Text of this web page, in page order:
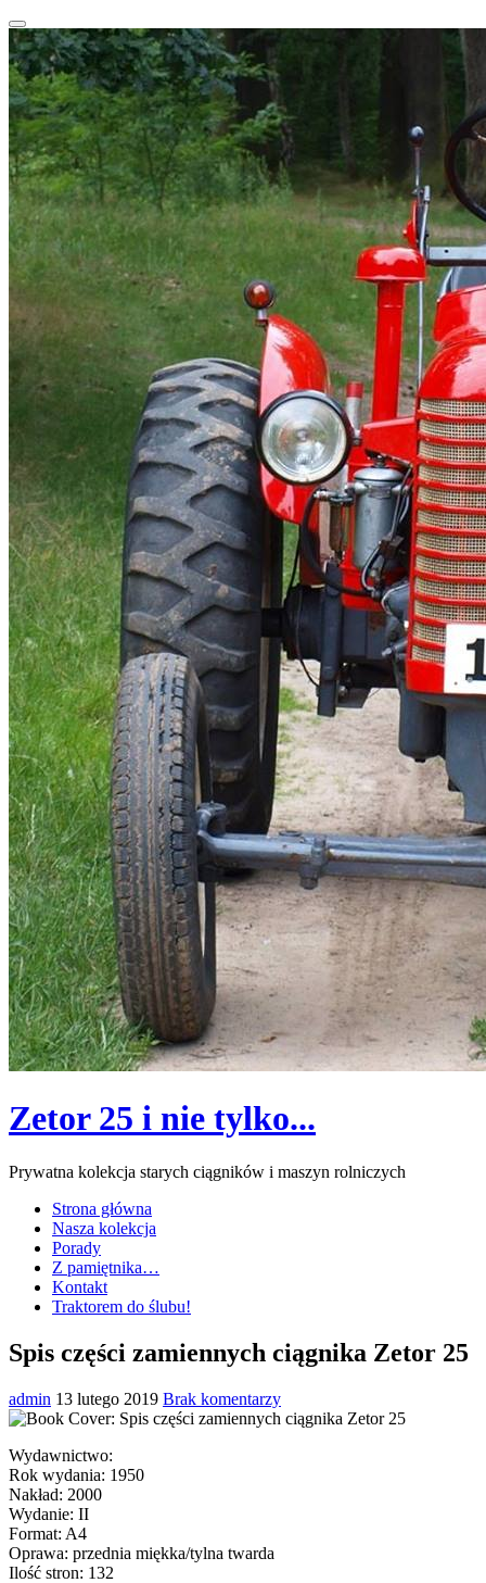
Przeskocz
do
treści
Przełącz
nawigację
Zetor 25 i nie tylko...
Prywatna kolekcja starych ciągników i maszyn rolniczych
Strona główna
Nasza kolekcja
Porady
Z pamiętnika…
Kontakt
Traktorem do ślubu!
Spis części zamiennych ciągnika Zetor 25
admin 13 lutego 2019 Brak komentarzy
Wydawnictwo:
Rok wydania: 1950
Nakład: 2000
Wydanie: II
Format: A4
Oprawa: przednia miękka/tylna twarda
Ilość stron: 132